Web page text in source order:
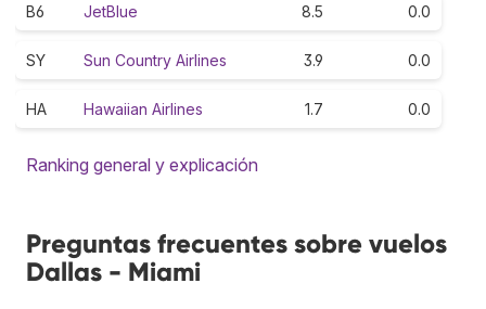
B6 JetBlue 8.5 0.0
SY Sun Country Airlines 3.9 0.0
HA Hawaiian Airlines 1.7 0.0
Ranking general y explicación
Preguntas frecuentes sobre vuelos
Dallas - Miami